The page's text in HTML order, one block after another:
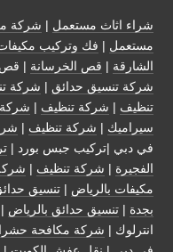
شراء اثاث مستعمل | شركة
مستعمل | فك وتركيب
الشارقة | قص الخرسانة | قص
شركة تنسيق حدائق | شركة
تنظيف | شركة تنظيف |
سيراميك | شركة تنظيف |
في دبي |تركيب جبس بورد |
الفجيرة | شركة تنظيف |
مكيفات بالرياض | تنسيق
بجدة | تنسيق حدائق بالرياض |
انترلوك | شركة مكافحة